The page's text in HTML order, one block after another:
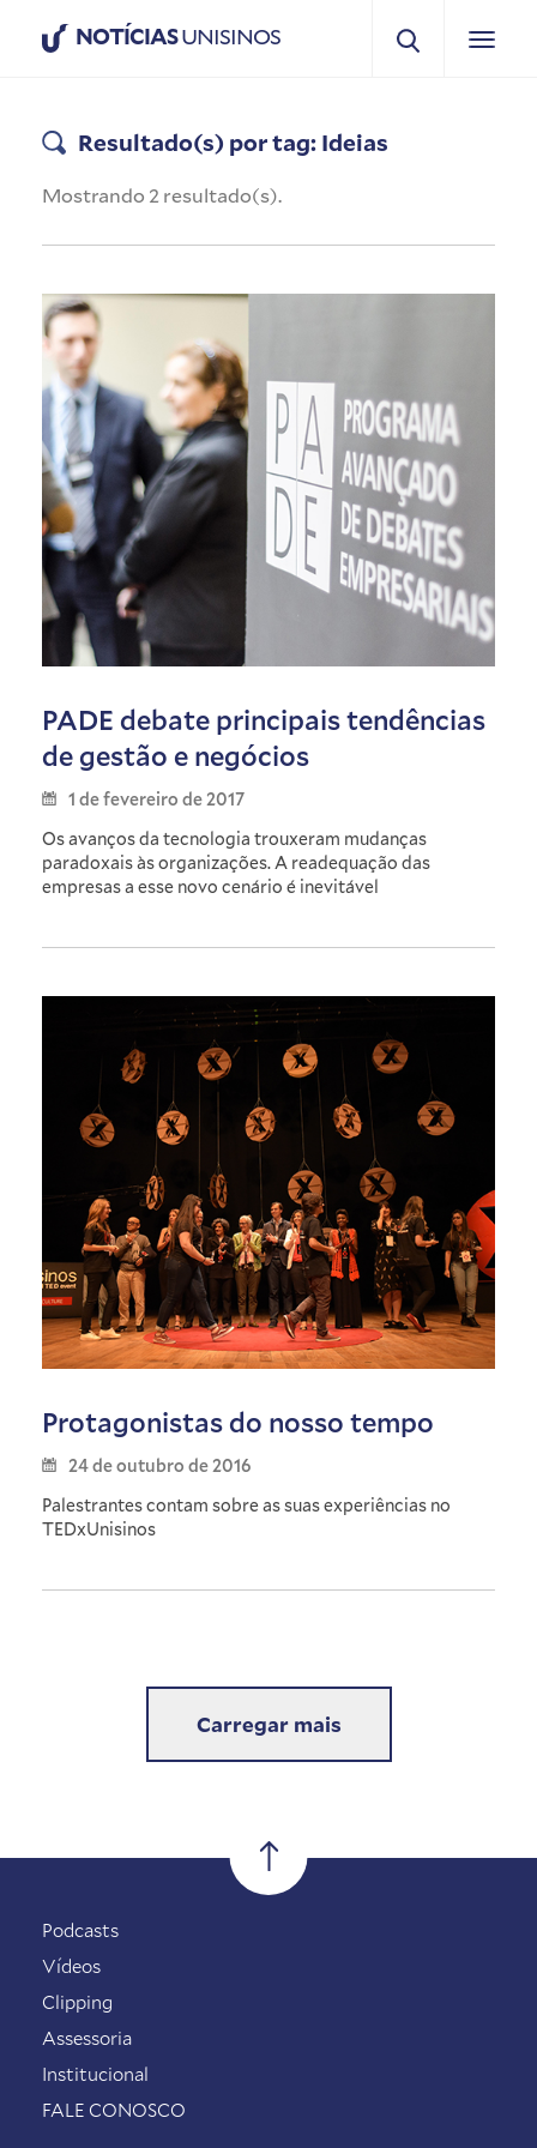
NOTÍCIASUNISINOS
Resultado(s) por tag: Ideias
Mostrando 2 resultado(s).
PADE debate principais tendências
de gestão e negócios
1 de fevereiro de 2017
Os avanços da tecnologia trouxeram mudanças
paradoxais às organizações. A readequação das
empresas a esse novo cenário é inevitável
Protagonistas do nosso tempo
24 de outubro de 2016
Palestrantes contam sobre as suas experiências no
TEDxUnisinos
Carregar mais
Podcasts
Vídeos
Clipping
Assessoria
Institucional
FALE CONOSCO